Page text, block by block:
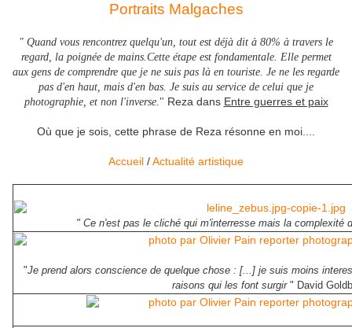
Portraits Malgaches
" Quand vous rencontrez quelqu'un, tout est déjà dit à 80% à travers le
regard, la poignée de mains.Cette étape est fondamentale. Elle permet
aux gens de comprendre que je ne suis pas là en touriste. Je ne les regarde
pas d'en haut, mais d'en bas. Je suis au service de celui que je
photographie, et non l'inverse. " Reza dans Entre guerres et paix
Où que je sois, cette phrase de Reza résonne en moi....
Accueil /Actualité artistique
" Ce n'est pas le cliché qui m'interresse mais la complexité
"Je prend alors conscience de quelque chose : [...] je suis moins
raisons qui les font surgir" David